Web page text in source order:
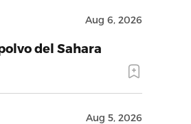
Aug 6, 2026
del Sahara
Aug 5, 2026